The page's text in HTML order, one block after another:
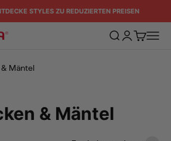
STYLES ZU REDUZIERTEN PREISEN
Suche öffnen
Mäntel
& Mäntel